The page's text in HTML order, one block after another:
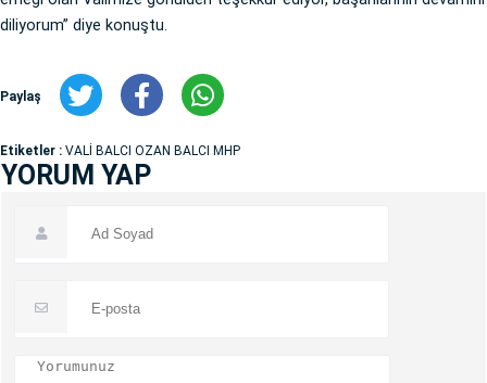
diliyorum” diye konuştu.
Paylaş
Etiketler : VALİ BALCI OZAN BALCI MHP
YORUM YAP